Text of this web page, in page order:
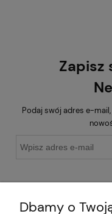
Zapisz
Podaj swój adres e-
Dbamy o